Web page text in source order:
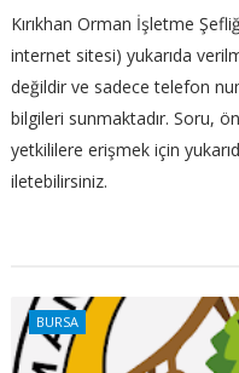
Kırıkhan Orman İşletme
internet sitesi) yukarıda
değildir ve sadece telefon
bilgileri sunmaktadır. Soru,
yetkililere erişmek için
iletebilirsiniz.
BURSA